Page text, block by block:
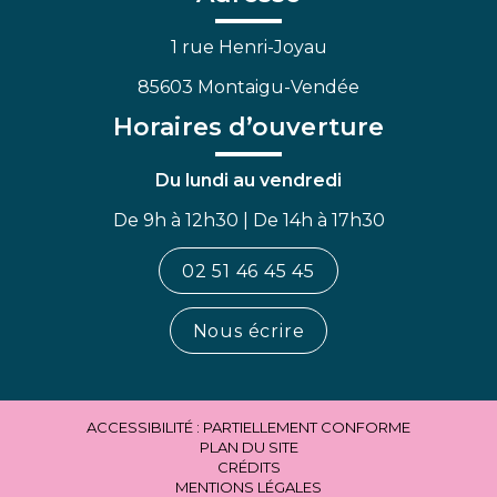
1 rue Henri-Joyau
85603 Montaigu-Vendée
Horaires d’ouverture
Du lundi au vendredi
De 9h à 12h30 | De 14h à 17h30
02 51 46 45 45
Nous écrire
ACCESSIBILITÉ : PARTIELLEMENT CONFORME
PLAN DU SITE
CRÉDITS
MENTIONS LÉGALES